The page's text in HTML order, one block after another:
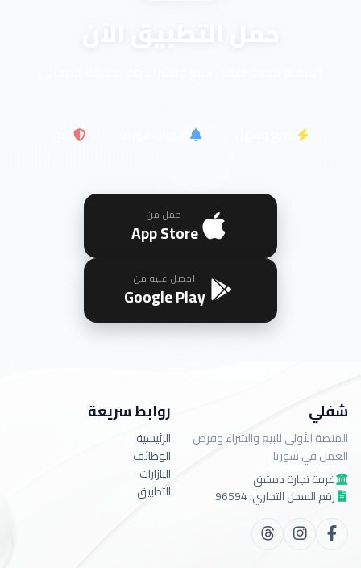
حمل التطبيق الآن
حمل من
App Store
احصل عليه من
Google Play
شفلي
المنصة الأولى للبيع والشراء وفرص
العمل في سوريا
غرفة تجارة دمشق
رقم السجل التجاري: 96594
روابط سريعة
الرئيسية
الوظائف
البازارات
التطبيق